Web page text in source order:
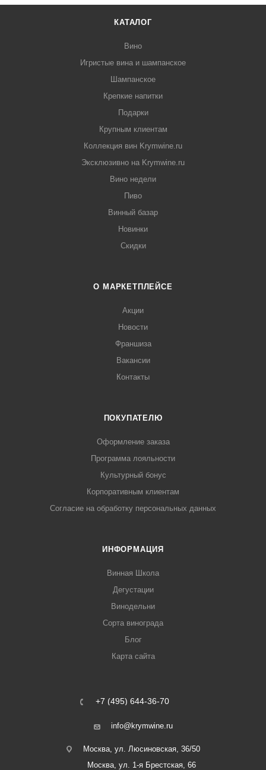
КАТАЛОГ
Вино
Игристые вина и шампанское
Шампанское
Крепкие напитки
Подарки
Крупным клиентам
Коллекция вин Krymwine.ru
Эксклюзивно на Krymwine.ru
Вино недели
Пиво
Винный базар
Новинки
Скидки
О МАРКЕТПЛЕЙСЕ
Акции
Новости
Франшиза
Вакансии
Контакты
ПОКУПАТЕЛЮ
Оформление заказа
Программа лояльности
Культурный бонус
Корпоративным клиентам
Согласие на обработку персональных данных
ИНФОРМАЦИЯ
Винная Школа
Дегустации
Винодельни
Сорта винограда
Блог
Карта сайта
+7 (495) 644-36-70
info@krymwine.ru
Москва, ул. Люсиновская, 36/50
Москва, ул. 1-я Брестская, 66